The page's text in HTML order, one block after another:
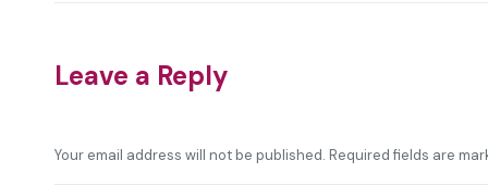
Leave a Reply
Your email address will not be published. Required fields are